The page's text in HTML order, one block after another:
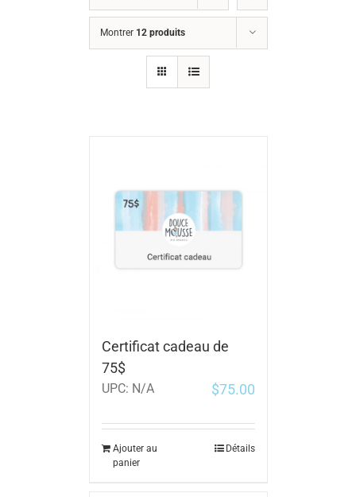
Montrer 12 produits
Certificat cadeau de
75$
UPC: N/A $75.00
Ajouter au
panier
Détails